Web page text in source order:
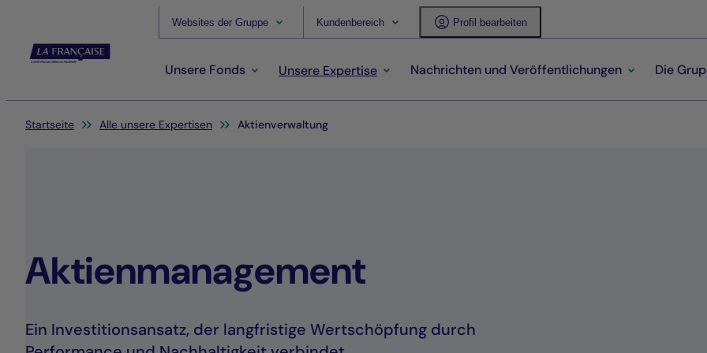
Websites der Gruppe Kundenbereich Profil bearbeiten
Unsere Fonds Unsere Expertise Nachrichten und Veröffentlichungen Die
Sie befinden sich hier:
Startseite Alle unsere Expertisen Aktienverwaltung
Aktienmanagement
Ein Investitionsansatz, der langfristige Wertschöpfung durch